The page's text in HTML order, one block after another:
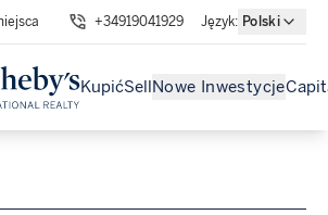
+34919041929 Język: Polski
KupićSell Nowe Inwestycje